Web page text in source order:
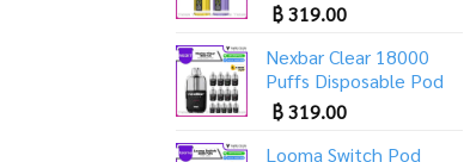
฿319.00
Nexbar Clear 18000
Puffs Disposable Pod
฿319.00
Looma Switch Pod